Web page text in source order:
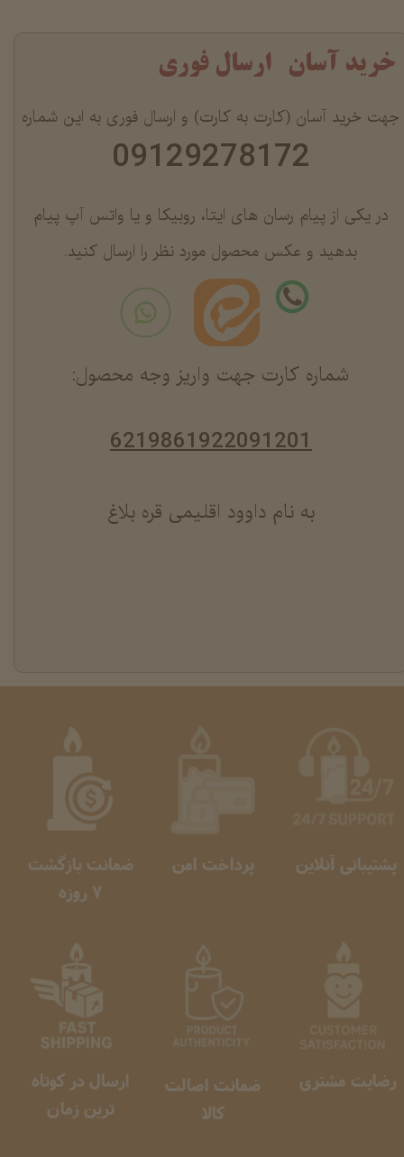
خرید آسان ارسال فوری
جهت خرید آسان (کارت به کارت) و ارسال فوری به این شماره
09129278172
در یکی از پیام رسان های ایتا، روبیکا و یا واتس آپ پیام
بدهید و عکس محصول مورد نظر را ارسال کنید.
شماره کارت جهت واریز وجه محصول:
6219861922091201
به نام داوود اقلیمی قره بلاغ
ضمانت بازگشت
پرداخت امن
ارسال در کوتاه
ترین زمان
پشتیبانی آنلاین
رضایت مشتری
ضمانت اصالت
کالا